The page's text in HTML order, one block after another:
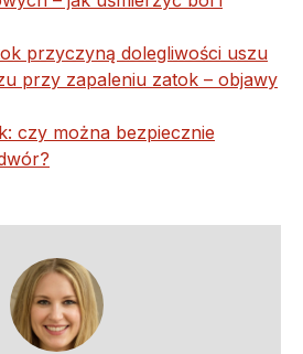
przyczyną dolegliwości uszu
przy zapaleniu zatok – objawy
czy można bezpiecznie